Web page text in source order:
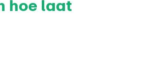
hoe laat